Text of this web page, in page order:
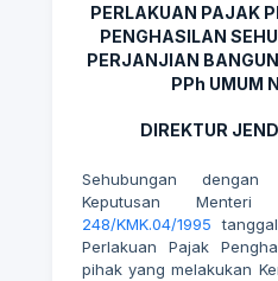
PERLAKUAN PAJAK
PENGHASILAN
PERJANJIAN
PPh UMUM
DIREKTUR
Sehubungan dengan
Keputusan Menteri
248/KMK.04/1995
Perlakuan Pajak
pihak yang melakukan